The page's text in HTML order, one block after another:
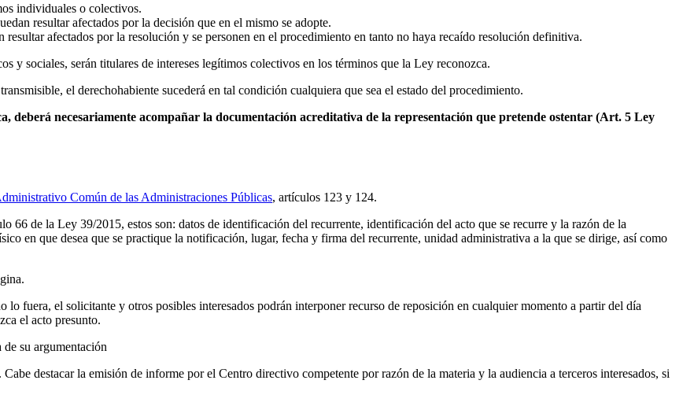
individuales o colectivos.
resultar afectados por la decisión que en el mismo se adopte.
afectados por la resolución y se personen en el procedimiento en tanto no haya recaído resolución definitiva.
y sociales, serán titulares de intereses legítimos colectivos en los términos que la Ley reconozca.
el derechohabiente sucederá en tal condición cualquiera que sea el estado del procedimiento.
deberá necesariamente acompañar la documentación acreditativa de la representación que pretende ostentar (Art. 5 Ley
Común de las Administraciones Públicas, artículos 123 y 124.
66 de la Ley 39/2015, estos son: datos de identificación del recurrente, identificación del acto que se recurre y la razón de la
en que desea que se practique la notificación, lugar, fecha y firma del recurrente, unidad administrativa a la que se dirige, así como
lo fuera, el solicitante y otros posibles interesados podrán interponer recurso de reposición en cualquier momento a partir del día
el acto presunto.
de su argumentación
destacar la emisión de informe por el Centro directivo competente por razón de la materia y la audiencia a terceros interesados, si